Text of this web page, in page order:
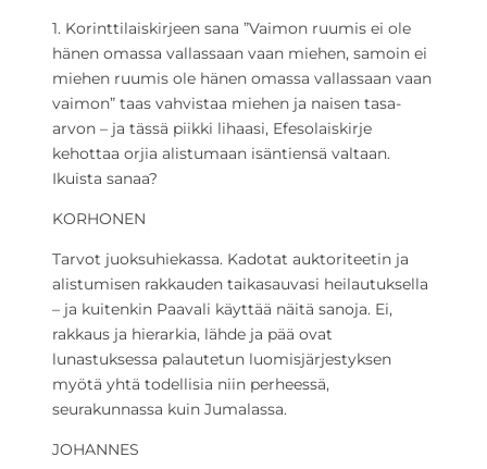
1. Korinttilaiskirjeen sana ”Vaimon ruumis ei ole
hänen omassa vallassaan vaan miehen, samoin ei
miehen ruumis ole hänen omassa vallassaan vaan
vaimon” taas vahvistaa miehen ja naisen tasa-
arvon – ja tässä piikki lihaasi, Efesolaiskirje
kehottaa orjia alistumaan isäntiensä valtaan.
Ikuista sanaa?
KORHONEN
Tarvot juoksuhiekassa. Kadotat auktoriteetin ja
alistumisen rakkauden taikasauvasi heilautuksella
– ja kuitenkin Paavali käyttää näitä sanoja. Ei,
rakkaus ja hierarkia, lähde ja pää ovat
lunastuksessa palautetun luomisjärjestyksen
myötä yhtä todellisia niin perheessä,
seurakunnassa kuin Jumalassa.
JOHANNES